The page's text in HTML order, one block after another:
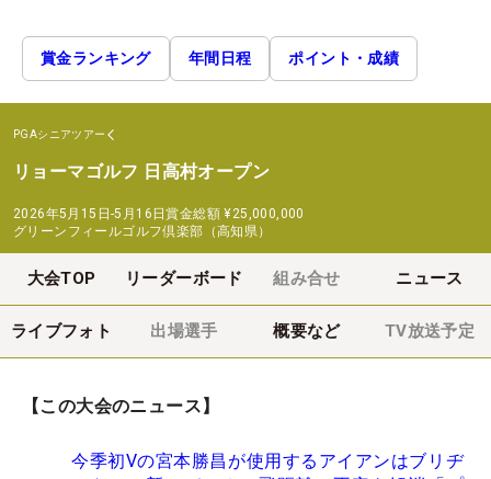
賞金ランキング 年間日程 ポイント・成績
PGAシニアツアー
リョーマゴルフ 日高村オープン
2026年5月15日-5月16日賞金総額 ¥25,000,000
グリーンフィールゴルフ倶楽部（高知県）
大会TOP リーダーボード 組み合せ ニュース
ライブフォト 出場選手 概要など TV放送予定
【この大会のニュース】
今季初Vの宮本勝昌が使用するアイアンはブリヂ